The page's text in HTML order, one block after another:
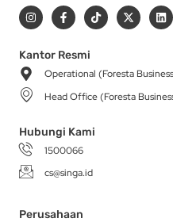
I
n
s
a
g
r
a
m
F
a
c
b
o
-
T
i
k
X
-
t
t
r
L
i
n
i
Kantor Resmi
Operational (Foresta
Head Office (Foresta
Hubungi Kami
1500066
cs@singa.id
Perusahaan